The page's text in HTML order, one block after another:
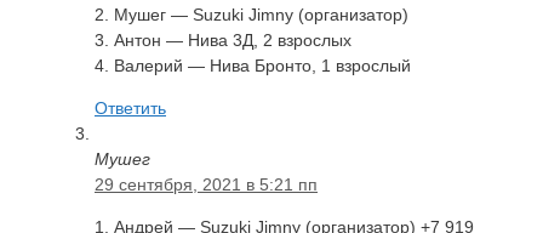
2. Мушег — Suzuki Jimny (организатор)
3. Антон — Нива 3Д, 2 взрослых
4. Валерий — Нива Бронто, 1 взрослый
Ответить
Мушег
29 сентября, 2021 в 5:21 пп
1. Андрей — Suzuki Jimny (организатор) +7 919